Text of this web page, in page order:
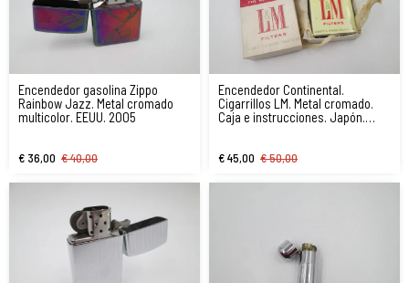
Encendedor gasolina Zippo
Rainbow Jazz. Metal cromado
multicolor. EEUU. 2005
€ 36,00 € 40,00
Encendedor Continental.
Cigarrillos LM. Metal cromado.
Caja e instrucciones. Japón.
1980
€ 45,00 € 50,00